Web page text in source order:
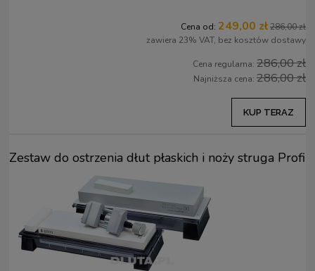
Cena od: 249,00 zł286,00 zł
zawiera 23% VAT, bez kosztów dostawy
Cena regularna: 286,00 zł
Najniższa cena: 286,00 zł
KUP TERAZ
Zestaw do ostrzenia dłut płaskich i noży struga Profi